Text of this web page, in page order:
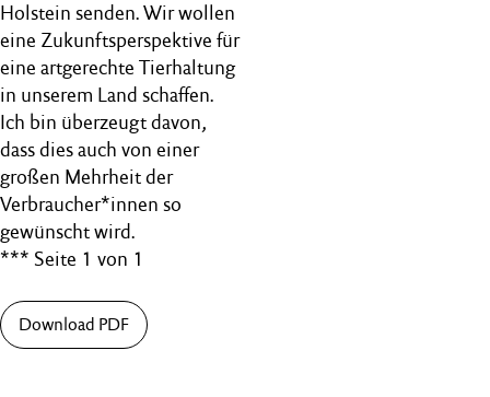
Holstein senden. Wir wollen
eine Zukunftsperspektive für
eine artgerechte Tierhaltung
in unserem Land schaffen.
Ich bin überzeugt davon,
dass dies auch von einer
großen Mehrheit der
Verbraucher*innen so
gewünscht wird.
*** Seite 1 von 1
Download PDF